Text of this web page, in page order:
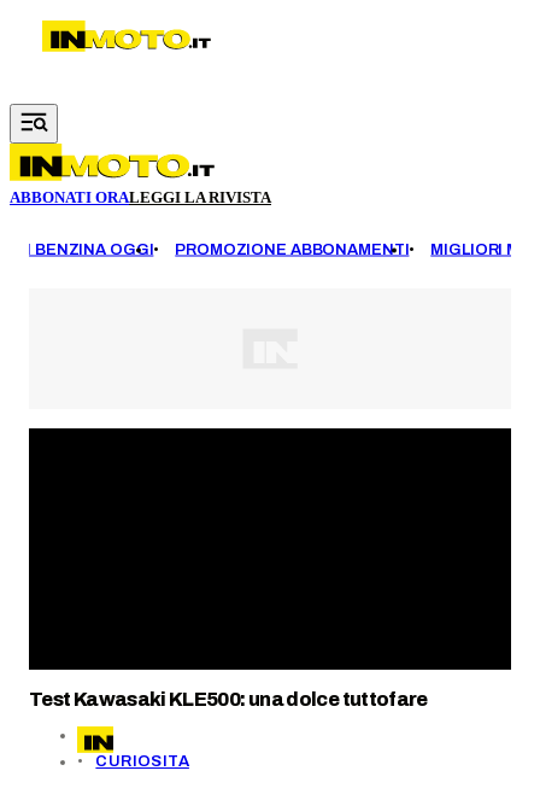
Vai al contenuto principale
ABBONATI ORALEGGI LA RIVISTA
BENZINA OGGI PROMOZIONE ABBONAMENTI MIGLIORI
Test Kawasaki KLE500: una dolce tuttofare
CURIOSITA